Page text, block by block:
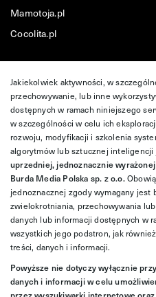
Mamotoja.pl
Cocolita.pl
Jakiekolwiek aktywności, w
przechowywanie, lub inne
dostępnych w ramach niniejszego
w szczególności w celu ich
rozwoju, modyfikacji i szkolenia
algorytmów lub sztucznej inteligencji
uprzedniej, jednoznacznie
Burda Media Polska sp. z o.o.
jednoznacznej zgody wymagany jest
zwielokrotniania, przechowywania
danych lub informacji dostępnych w
wszystkich jego podstron, jak
treści, danych i informacji.
Powyższe nie dotyczy wyłącznie
danych i informacji w celu